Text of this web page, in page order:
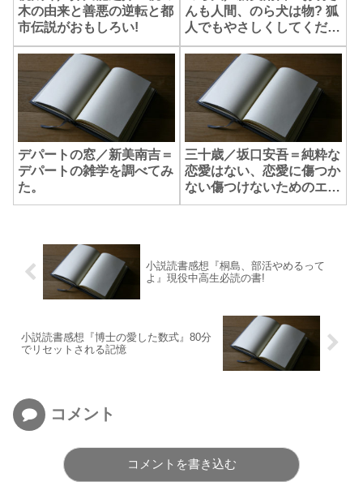
木の由来と善悪の逆転と都
市伝説がおもしろい!
んも人間、のら犬は物? 狐
人でもやさしくしてくださ
い。
デパートの窓／新美南吉＝
デパートの雑学を調べてみ
た。
三十歳／坂口安吾＝純粋な
恋愛はない、恋愛に傷つか
ない傷つけないためのエッ
センス。
小説読書感想『桐島、部活やめるって
よ』現役中高生必読の書!
小説読書感想『博士の愛した数式』80分
でリセットされる記憶
コメント
コメントを書き込む